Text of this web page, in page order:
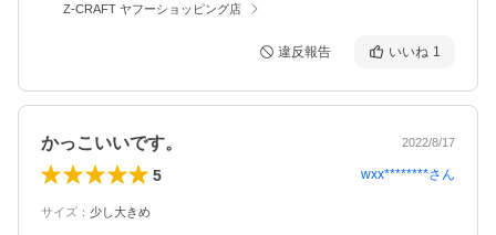
Z-CRAFT ヤフーショッピング店
違反報告 いいね 1
かっこいいです。 2022/8/17
5 wxx********さん
サイズ ： 少し大きめ